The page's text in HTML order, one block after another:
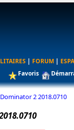
| FORUM |
Favoris
2 2018.0710